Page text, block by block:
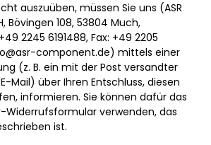
auszuüben, müssen Sie uns (ASR
Bövingen 108, 53804 Much,
2245 6191488, Fax: +49 2205
component.de) mittels einer
(z. B. ein mit der Post versandter
Mail) über Ihren Entschluss, diesen
informieren. Sie können dafür das
verwenden, das
ist.